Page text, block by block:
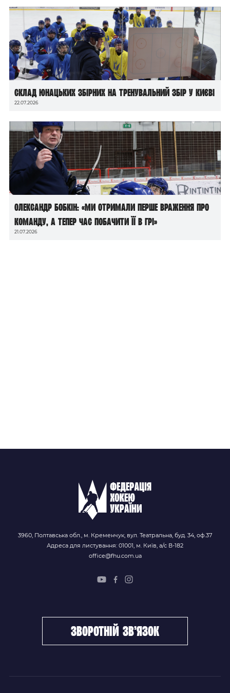
Склад юнацьких збірних на тренувальний збір у Києві
22.07.2026
Олександр Бобкін: «Ми отримали перше враження про
команду, а тепер час побачити її в грі»
21.07.2026
3960, Полтавська обл., м. Кременчук, вул. Театральна, буд. 34, оф.37
Адреса для листування: 01001, м. Київ, а/с В-182
office@fhu.com.ua
зворотній зв’язок